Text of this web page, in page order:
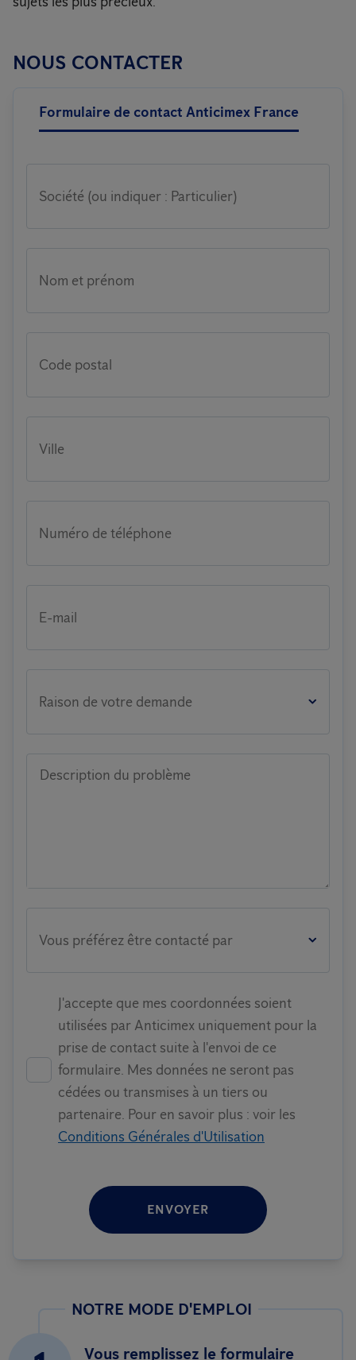
NOUS CONTACTER
Formulaire de contact Anticimex France
Société (ou indiquer : Particulier)
Nom et prénom
Code postal
Ville
Numéro de téléphone
E-mail
Raison de votre demande
Description du problème
Vous préférez être contacté par
J'accepte que mes coordonnées soient
utilisées par Anticimex uniquement pour la
prise de contact suite à l'envoi de ce
formulaire. Mes données ne seront pas
cédées ou transmises à un tiers ou
partenaire. Pour en savoir plus : voir les
Conditions Générales d'Utilisation
ENVOYER
NOTRE MODE D'EMPLOI
Vous remplissez le formulaire